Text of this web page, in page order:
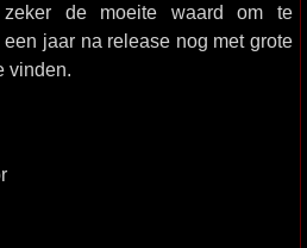
de moeite waard om te
jaar na release nog met grote
vinden.